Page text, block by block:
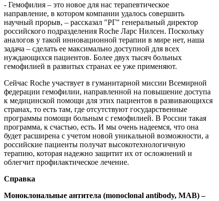
- Гемофилия – это новое для нас терапевтическое
направление, в котором компании удалось совершить
научный прорыв, – рассказал "РГ" генеральный директор
российского подразделения Roche Ларс Нилсен. Поскольку
аналогов у такой инновационной терапии в мире нет, наша
задача – сделать ее максимально доступной для всех
нуждающихся пациентов. Более двух тысяч больных
гемофилией в развитых странах ее уже применяют.
Сейчас Roche участвует в гуманитарной миссии Всемирной
федерации гемофилии, направленной на повышение доступа
к медицинской помощи для этих пациентов в развивающихся
странах, то есть там, где отсутствуют государственные
программы помощи больным с гемофилией. В России такая
программа, к счастью, есть. И мы очень надеемся, что она
будет расширена с учетом новой уникальной возможности, а
российские пациенты получат высокотехнологичную
терапию, которая надежно защитит их от осложнений и
облегчит профилактическое лечение.
Справка
Моноклональные антитела (monoclonal antibody, MAB) –